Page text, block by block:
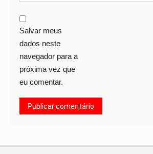
Salvar meus
dados neste
navegador para a
próxima vez que
eu comentar.